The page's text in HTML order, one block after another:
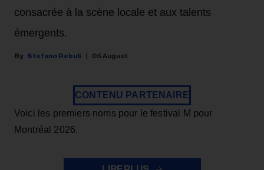
consacrée à la scène locale et aux talents
émergents.
Stefano Rebuli 05 August
CONTENU PARTENAIRE
Voici les premiers noms pour le festival M pour
Montréal 2026.